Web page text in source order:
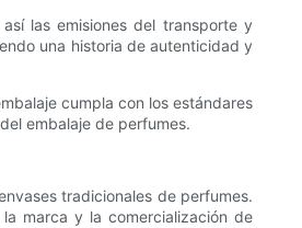
las emisiones del transporte y
una historia de autenticidad y
cumpla con los estándares
embalaje de perfumes.
tradicionales de perfumes.
marca y la comercialización de